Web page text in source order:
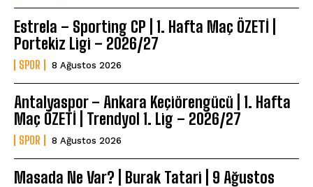
Estrela – Sporting CP | 1. Hafta Maç ÖZETİ |
Portekiz Ligi – 2026/27
SPOR 8 Ağustos 2026
Antalyaspor – Ankara Keçiörengücü | 1. Hafta
Maç ÖZETİ | Trendyol 1. Lig – 2026/27
SPOR 8 Ağustos 2026
Masada Ne Var? | Burak Tatari | 9 Ağustos